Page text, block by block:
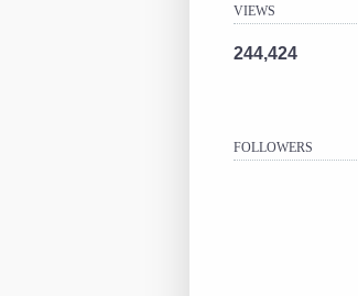
VIEWS
244,424
FOLLOWERS